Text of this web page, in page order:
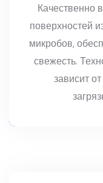
Качественно
поверхностей
микробов,
свежесть.
зависит